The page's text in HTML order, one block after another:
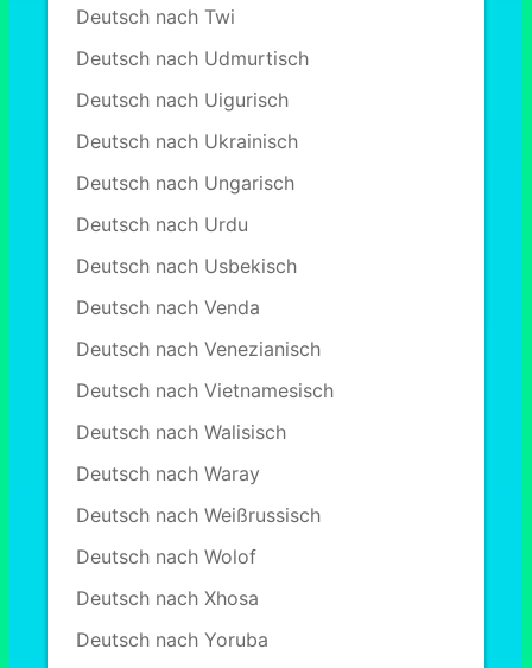
Deutsch nach Twi
Deutsch nach Udmurtisch
Deutsch nach Uigurisch
Deutsch nach Ukrainisch
Deutsch nach Ungarisch
Deutsch nach Urdu
Deutsch nach Usbekisch
Deutsch nach Venda
Deutsch nach Venezianisch
Deutsch nach Vietnamesisch
Deutsch nach Walisisch
Deutsch nach Waray
Deutsch nach Weißrussisch
Deutsch nach Wolof
Deutsch nach Xhosa
Deutsch nach Yoruba